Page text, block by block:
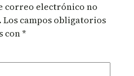
correo electrónico no
Los campos obligatorios
con*